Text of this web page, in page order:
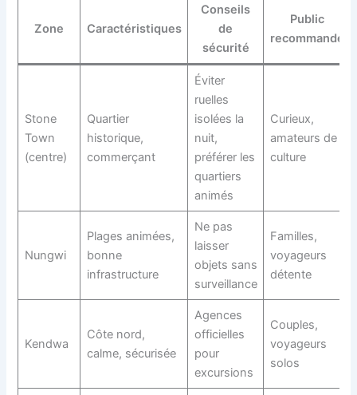
Zone Caractéristiques
Conseils
de
sécurité
Public
recommandé
Stone
Town
(centre)
Quartier
historique,
commerçant
Éviter
ruelles
isolées la
nuit,
préférer les
quartiers
animés
Curieux,
amateurs de
culture
Nungwi
Plages animées,
bonne
infrastructure
Ne pas
laisser
objets sans
surveillance
Familles,
voyageurs
détente
Kendwa
Côte nord,
calme, sécurisée
Agences
officielles
pour
excursions
Couples,
voyageurs
solos